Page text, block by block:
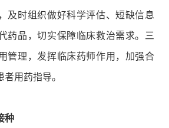
及时组织做好科学评估、短缺信息
药品，切实保障临床救治需求。三
管理，发挥临床药师作用，加强合
用药指导。
种